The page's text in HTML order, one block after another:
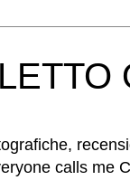
calls me